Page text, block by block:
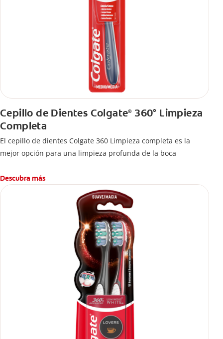
Cepillo de Dientes Colgate®360° Limpieza
Completa
El cepillo de dientes Colgate 360 Limpieza completa es la
mejor opción para una limpieza profunda de la boca
Descubra más